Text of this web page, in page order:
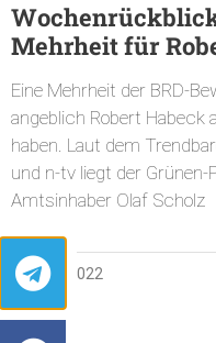
Mehrheit für
Eine Mehrheit der BRD-
angeblich Robert Habeck
haben. Laut dem
und n-tv liegt der Grünen-
Amtsinhaber Olaf Scholz
22. JULI 2022